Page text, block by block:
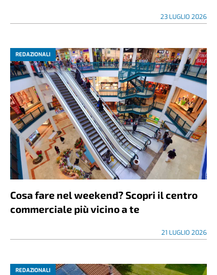
23 LUGLIO 2026
REDAZIONALI
Cosa fare nel weekend? Scopri il centro
commerciale più vicino a te
21 LUGLIO 2026
REDAZIONALI